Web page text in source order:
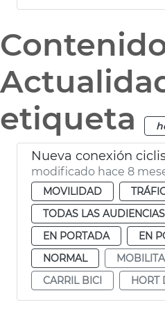
etiqueta
modificado hace 8
MOVILIDAD
TODAS LAS AUDIENCIAS
EN PORTADA
EN
NORMAL
CARRIL BICI
HORT